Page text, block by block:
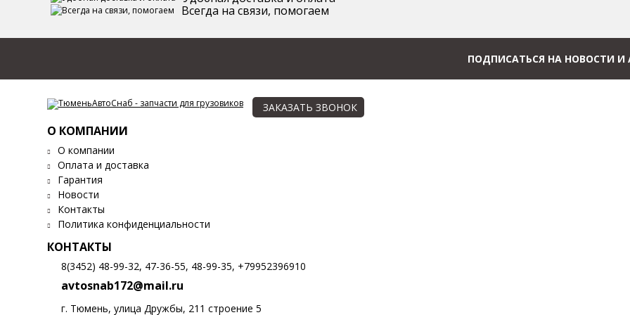
Всегда на связи, помогаем
ПОДПИСАТЬСЯ НА НОВОСТИ И
ЗАКАЗАТЬ ЗВОНОК
О КОМПАНИИ
О компании
Оплата и доставка
Гарантия
Новости
Контакты
Политика конфиденциальности
КОНТАКТЫ
8(3452) 48-99-32, 47-36-55, 48-99-35, +79952396910
avtosnab172@mail.ru
г. Тюмень, улица Дружбы, 211 строение 5